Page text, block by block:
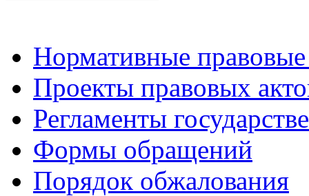
Нормативные
Проекты правовых
Регламенты
Формы обращений
Порядок обжалования